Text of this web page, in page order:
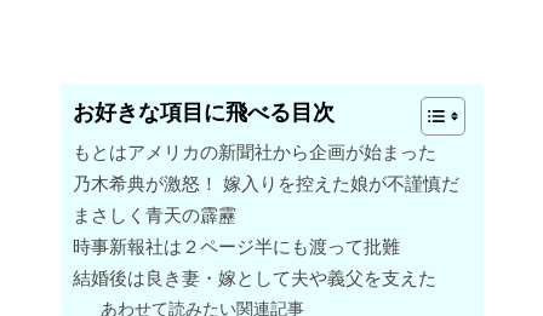
お好きな項目に飛べる目次
もとはアメリカの新聞社から企画が始まった
乃木希典が激怒！ 嫁入りを控えた娘が不謹慎だ
まさしく青天の霹靂
時事新報社は２ページ半にも渡って批難
結婚後は良き妻・嫁として夫や義父を支えた
あわせて読みたい関連記事